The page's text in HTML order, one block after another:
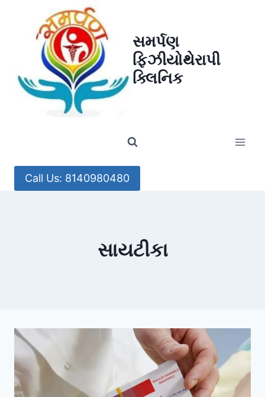
સમર્પણ
ફિઝીયોથેરાપી
ક્લિનિક
Call Us: 8140980480
સાયટીકા